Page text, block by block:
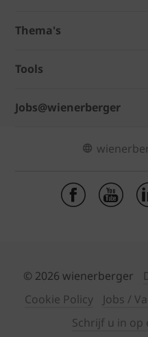
Thema's
Tools
Jobs@wienerberger
© 2026 wienerberger
Cookie Policy
Jobs /
Schrijf u in op